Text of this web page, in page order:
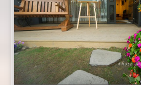
為維持住房品質，本民宿客房內嚴
喧鬧。 →如發生上述事項本民宿得
收所有房價，不得有異議！ →本民
屬，恕不招待訪客過夜。 →本民宿
n : pm3:00 以後至晚間 6:00(如會
知以便為您保留房間。) →本民宿
t : am11:00 以前(含所有公共空間)